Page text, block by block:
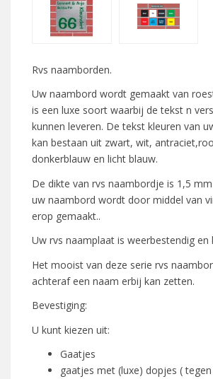
Rvs naamborden.
Uw naambord wordt gemaakt van
is een luxe soort waarbij de tekst n
kunnen leveren. De tekst kleuren van
kan bestaan uit zwart, wit,
donkerblauw en licht blauw.
De dikte van rvs naambordje is 1,5
uw naambord wordt door middel van
erop gemaakt..
Uw rvs naamplaat is weerbestendig en
Het mooist van deze serie rvs
achteraf een naam erbij kan zetten.
Bevestiging:
U kunt kiezen uit:
Gaatjes
gaatjes met (luxe) dopjes (